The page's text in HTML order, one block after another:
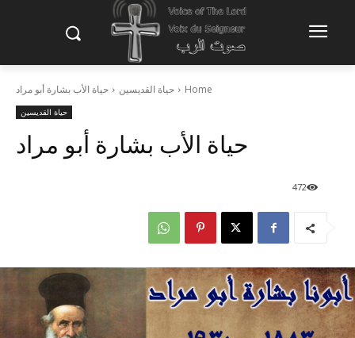
Home حياة القديسين حياة الأب بشارة أبو مراد
حياة القديسين
حياة الأب بشارة أبو مراد
472